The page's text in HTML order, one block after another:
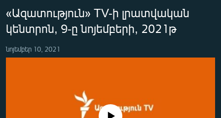
ԻՐԱՎՈՒՆՔ
ՀԱՍԱՐԱԿՈՒԹՅՈՒՆ
ՏՆՏԵՍՈՒԹՅՈՒՆ
ՊԱՏԵՐԱԶՄԻ 6 ՇԱԲԱԹՆԵՐԸ
«Ազատություն» TV-ի լրատվական
կենտրոն, 9-ը նոյեմբերի, 2021թ
նոյեմբեր 10, 2021